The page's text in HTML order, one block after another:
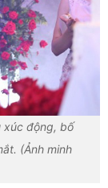
xúc động, bố
(Ảnh minh